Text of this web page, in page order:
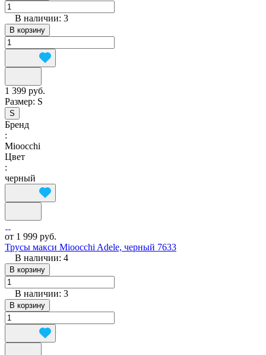
В наличии: 3
В корзину
1 399 руб.
Размер: S
S
Бренд
:
Mioocchi
Цвет
:
черный
от 1 999 руб.
Трусы макси Mioocchi Adele, черный 7633
В наличии: 4
В корзину
В наличии: 3
В корзину